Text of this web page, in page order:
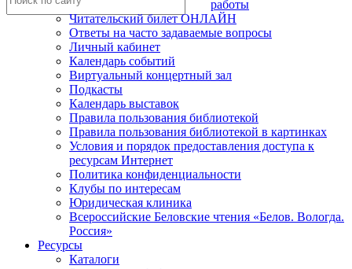
работы
Читательский билет ОНЛАЙН
Ответы на часто задаваемые вопросы
Личный кабинет
Календарь событий
Виртуальный концертный зал
Подкасты
Календарь выставок
Правила пользования библиотекой
Правила пользования библиотекой в картинках
Условия и порядок предоставления доступа к
ресурсам Интернет
Политика конфиденциальности
Клубы по интересам
Юридическая клиника
Всероссийские Беловские чтения «Белов. Вологда.
Россия»
Ресурсы
Каталоги